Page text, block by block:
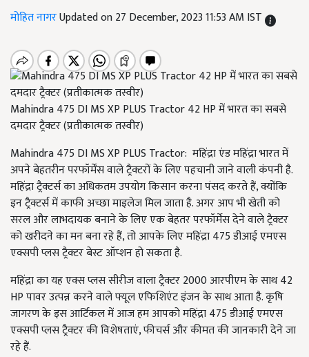
मोहित नागरUpdated on 27 December, 2023 11:53 AM IST
Mahindra 475 DI MS XP PLUS Tractor 42 HP में भारत का सबसे
दमदार ट्रैक्टर (प्रतीकात्मक तस्वीर)
Mahindra 475 DI MS XP PLUS Tractor: महिंद्रा एंड महिंद्रा भारत में
अपने बेहतरीन परफॉर्मेंस वाले ट्रैक्टरों के लिए पहचानी जाने वाली कंपनी है.
महिंद्रा ट्रैक्टर्स का अधिकतम उपयोग किसान करना पंसद करते हैं, क्योंकि
इन ट्रैक्टर्स में काफी अच्छा माइलेज मिल जाता है. अगर आप भी खेती को
सरल और लाभदायक बनाने के लिए एक बेहतर परफॉर्मेंस देने वाले ट्रैक्टर
को खरीदने का मन बना रहे हैं, तो आपके लिए महिंद्रा 475 डीआई एमएस
एक्सपी प्लस ट्रैक्टर बेस्ट ऑप्शन हो सकता है.
महिंद्रा का यह एक्स प्लस सीरीज वाला ट्रैक्टर 2000 आरपीएम के साथ 42
HP पावर उत्पन्न करने वाले फ्यूल एफिशिएंट इंजन के साथ आता है. कृषि
जागरण के इस आर्टिकल में आज हम आपको महिंद्रा 475 डीआई एमएस
एक्सपी प्लस ट्रैक्टर की विशेषताएं, फीचर्स और कीमत की जानकारी देने जा
रहे हैं.